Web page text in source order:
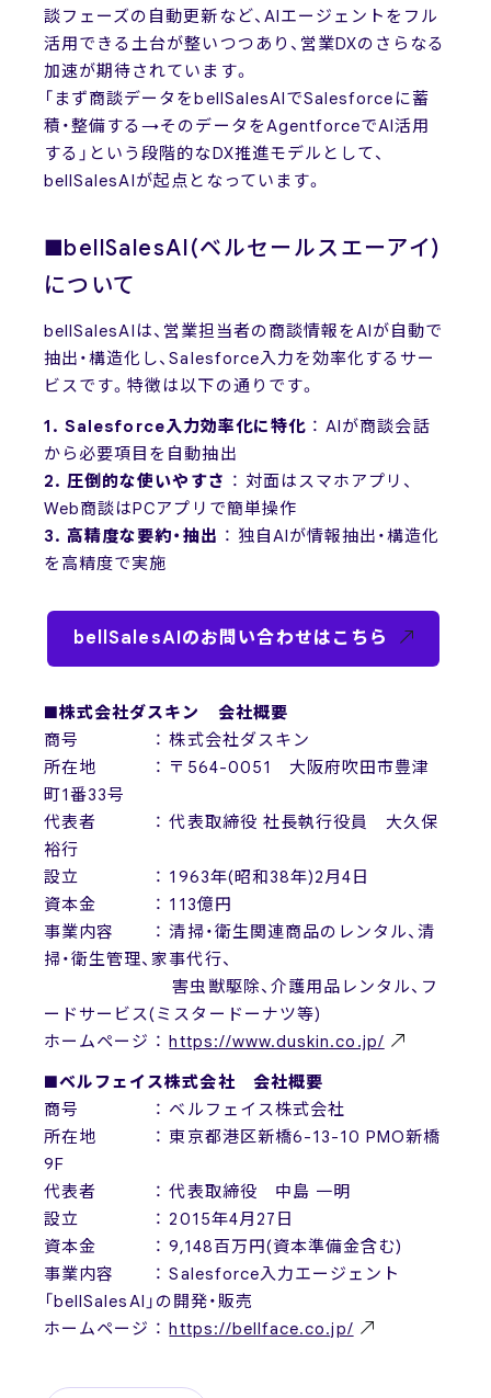
談フェーズの自動更新など、AIエージェントをフル
活用できる土台が整いつつあり、営業DXのさらなる
加速が期待されています。
「まず商談データをbellSalesAIでSalesforceに蓄
積・整備する→そのデータをAgentforceでAI活用
する」という段階的なDX推進モデルとして、
bellSalesAIが起点となっています。
■bellSalesAI(ベルセールスエーアイ)
について
bellSalesAIは、営業担当者の商談情報をAIが自動で
抽出・構造化し、Salesforce入力を効率化するサー
ビスです。特徴は以下の通りです。
1. Salesforce入力効率化に特化 ： AIが商談会話
から必要項目を自動抽出
2. 圧倒的な使いやすさ ： 対面はスマホアプリ、
Web商談はPCアプリで簡単操作
3. 高精度な要約・抽出 ： 独自AIが情報抽出・構造化
を高精度で実施
bellSalesAIのお問い合わせはこちら
■株式会社ダスキン 会社概要
商号 ： 株式会社ダスキン
所在地 ： 〒564-0051 大阪府吹田市豊津
町1番33号
代表者 ： 代表取締役 社長執行役員 大久保
裕行
設立 ： 1963年(昭和38年)2月4日
資本金 ： 113億円
事業内容 ： 清掃・衛生関連商品のレンタル、清
掃・衛生管理、家事代行、
害虫獣駆除、介護用品レンタル、フ
ードサービス(ミスタードーナツ等)
ホームページ ：https://www.duskin.co.jp/
■ベルフェイス株式会社 会社概要
商号 ： ベルフェイス株式会社
所在地 ： 東京都港区新橋6-13-10 PMO新橋
9F
代表者 ： 代表取締役 中島 一明
設立 ： 2015年4月27日
資本金 ： 9,148百万円(資本準備金含む)
事業内容 ： Salesforce入力エージェント
「bellSalesAI」の開発・販売
ホームページ ：https://bellface.co.jp/